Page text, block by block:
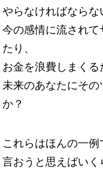
やらなければならな
今の感情に流され
たり、
お金を浪費しまくる
未来のあなたにそ
か？
これらはほんの一例
言おうと思えばいく